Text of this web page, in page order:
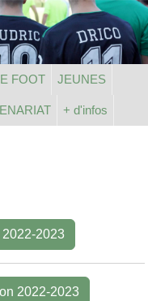
FOOT JEUNES
+ d'infos
2023
2022-2023